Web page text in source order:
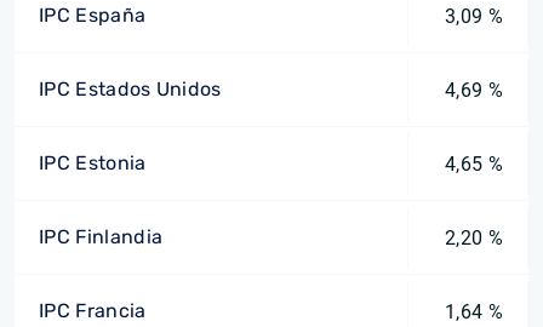
IPC España 3,09 %
IPC Estados Unidos 4,69 %
IPC Estonia 4,65 %
IPC Finlandia 2,20 %
IPC Francia 1,64 %